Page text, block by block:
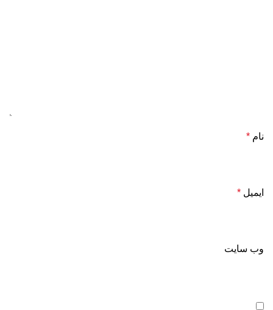
نام *
ایمیل *
وب‌ سایت